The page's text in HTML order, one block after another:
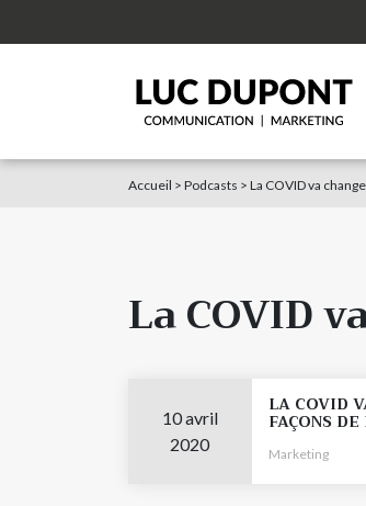
Accueil > Podcasts > La COVID va
La COVID
10 avril
2020
LA COVID
FAÇONS
Marketing